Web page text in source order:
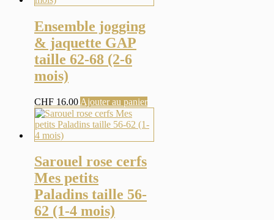
Ensemble jogging
& jaquette GAP
taille 62-68 (2-6
mois)
CHF 16.00 Ajouter au panier
Sarouel rose cerfs
Mes petits
Paladins taille 56-
62 (1-4 mois)